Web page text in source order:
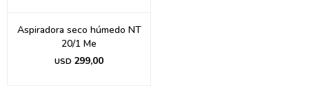
Aspiradora seco húmedo NT
20/1 Me
USD 299,00